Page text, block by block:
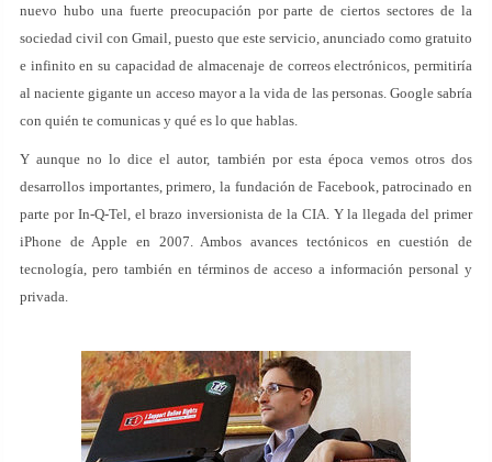
nuevo hubo una fuerte preocupación por parte de ciertos sectores de la
sociedad civil con Gmail, puesto que este servicio, anunciado como gratuito
e infinito en su capacidad de almacenaje de correos electrónicos, permitiría
al naciente gigante un acceso mayor a la vida de las personas. Google sabría
con quién te comunicas y qué es lo que hablas.
Y aunque no lo dice el autor, también por esta época vemos otros dos
desarrollos importantes, primero, la fundación de Facebook, patrocinado en
parte por In-Q-Tel, el brazo inversionista de la CIA. Y la llegada del primer
iPhone de Apple en 2007. Ambos avances tectónicos en cuestión de
tecnología, pero también en términos de acceso a información personal y
privada.